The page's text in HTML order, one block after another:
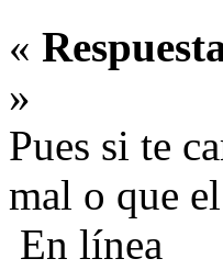
«
»
Pues si te
mal o que
En línea